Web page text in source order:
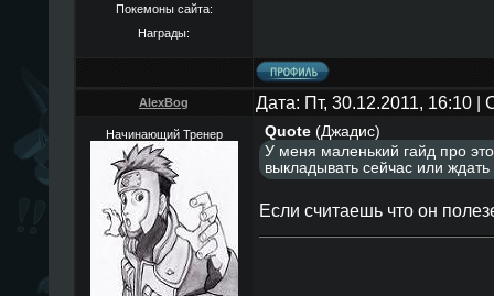
Покемоны сайта:
Награды:
AlexBog Дата: Пт, 30.12.2011, 16:10
Начинающий Тренер Quote(Джадис)
У меня маленький гайд про
выкладывать cейчаc или
Если считаешь что он